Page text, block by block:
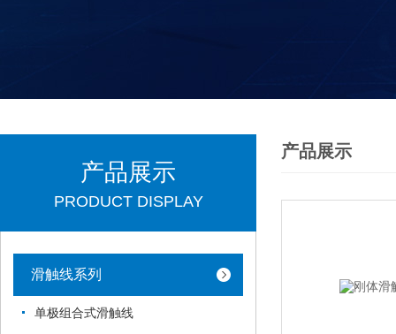
产品展示
PRODUCT DISPLAY
滑触线系列
单极组合式滑触线
产品展示